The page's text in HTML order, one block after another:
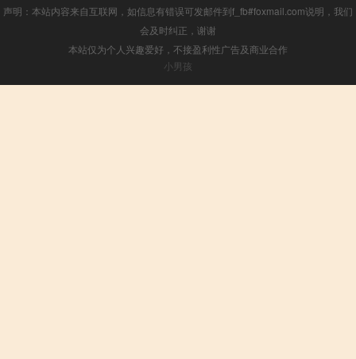
声明：本站内容来自互联网，如信息有错误可发邮件到f_fb#foxmail.com说明，我们
会及时纠正，谢谢
本站仅为个人兴趣爱好，不接盈利性广告及商业合作
小男孩